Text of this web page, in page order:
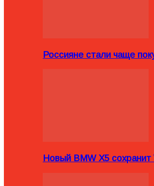
Россияне стали чаще
Новый BMW X5 сохранит